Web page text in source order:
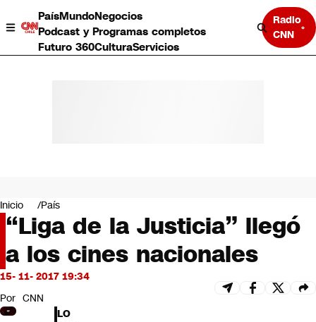
PaísMundoNegocios
Podcast y Programas completos
Futuro 360CulturaServicios
Radio
CNN
Negocios
Deportes
Programas completos
Cultura
Servicios
Bits
CNN Data
CNN tiempo
Inicio País
“Liga de la Justicia” llegó
a los cines nacionales
15- 11- 2017 19:34
Por CNN
LO